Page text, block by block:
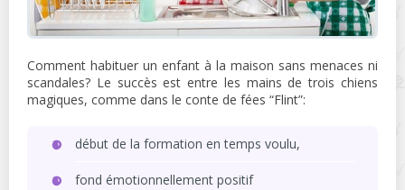
Comment habituer un enfant à la maison sans menaces ni
scandales? Le succès est entre les mains de trois chiens
magiques, comme dans le conte de fées “Flint”:
début de la formation en temps voulu,
fond émotionnellement positif